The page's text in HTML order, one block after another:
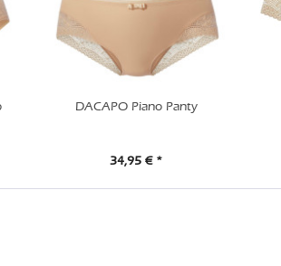
DACAPO Piano Panty
34,95 € *